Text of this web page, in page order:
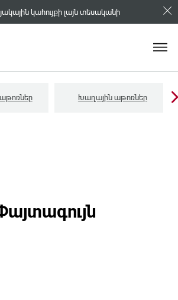
կահույքի լայն տեսականի
Խաղային աթոռներ